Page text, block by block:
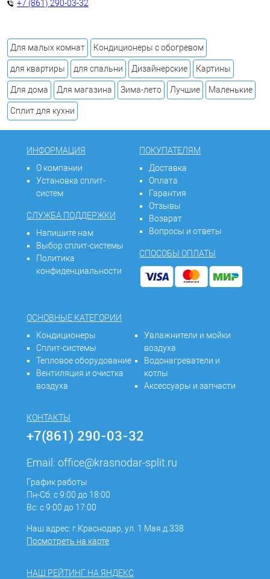
+7 (861) 290-03-32
Для малых комнат Кондиционеры с обогревом
для квартиры для спальни Дизайнерские Картины
Для дома Для магазина Зима-лето Лучшие Маленькие
Сплит для кухни
ИНФОРМАЦИЯ
О компании
Установка сплит-
систем
СЛУЖБА ПОДДЕРЖКИ
Напишите нам
Выбор сплит-системы
Политика
конфиденциальности
ПОКУПАТЕЛЯМ
Доставка
Оплата
Гарантия
Отзывы
Возврат
Вопросы и ответы
СПОСОБЫ ОПЛАТЫ
ОСНОВНЫЕ КАТЕГОРИИ
Кондиционеры
Сплит-системы
Тепловое оборудование
Вентиляция и очистка
воздуха
Увлажнители и мойки
воздуха
Водонагреватели и
котлы
Аксессуары и запчасти
КОНТАКТЫ
+7(861) 290-03-32
Email:office@krasnodar-split.ru
График работы
Пн-Сб: с 9:00 до 18:00
Вс: с 9:00 до 17:00
Наш адрес: г.Краснодар, ул. 1 Мая д.338
Посмотреть на карте
НАШ РЕЙТИНГ НА ЯНДЕКС